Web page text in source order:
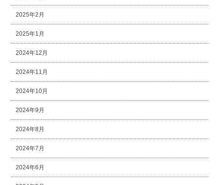
2025年2月
2025年1月
2024年12月
2024年11月
2024年10月
2024年9月
2024年8月
2024年7月
2024年6月